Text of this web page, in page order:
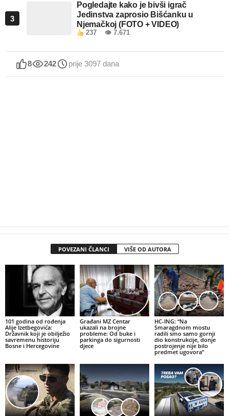
3
Pogledajte kako je bivši igrač
Jedinstva zaprosio Bišćanku u
Njemačkoj (FOTO + VIDEO)
237 👁 7.671
8 242 prije 3097 dana
POVEZANI ČLANCI VIŠE OD AUTORA
101 godina od rođenja
Alije Izetbegovića:
Državnik koji je obilježio
savremenu historiju
Bosne i Hercegovine
Građani MZ Centar
ukazali na brojne
probleme: Od buke i
parkinga do sigurnosti
djece
HC-ING: “Na
Smaragdnom mostu
radili smo samo gornji
dio konstrukcije, donje
postrojenje nije bilo
predmet ugovora”